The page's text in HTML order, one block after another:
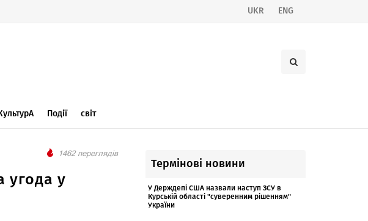
UKR ENG
Події світ
1462 переглядів
угода у
Термінові новини
У Держдепі США назвали наступ ЗСУ в
Курській області "суверенним рішенням"
України